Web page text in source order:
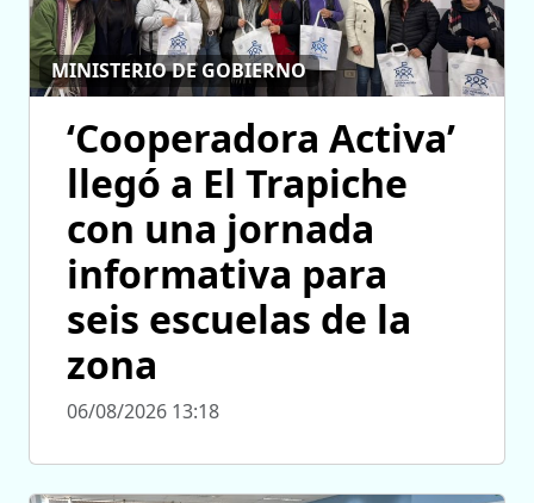
MINISTERIO DE GOBIERNO
‘Cooperadora Activa’
llegó a El Trapiche
con una jornada
informativa para
seis escuelas de la
zona
06/08/2026 13:18